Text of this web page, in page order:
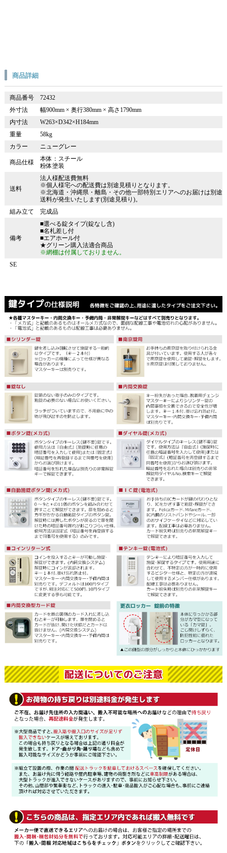
商品詳細
商品番号
72432
外寸法
幅900mm × 奥行380mm × 高さ1790mm
内寸法
W263×D342×H184mm
重量
58kg
カラー
ニューグレー
商品仕様
本体：スチール
粉体塗装
送料
法人様配送費無料
※個人様宅への配送費は別途見積りとなります。
※北海道・沖縄県・離島・その他一部特別エリアへのお届けは別途
送料が発生いたします(別途見積り)。
組み立て
完成品
備考
■選べる錠タイプ(錠なし含)
■名札差し付
■エアホール付
★グリーン購入法適合商品
※網棚は付属しておりません。
SE